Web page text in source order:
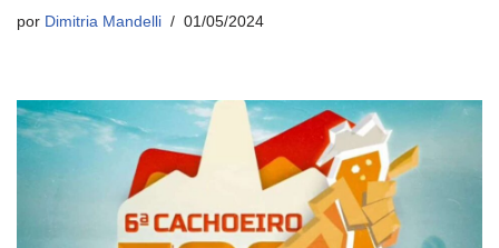
por Dimitria Mandelli 01/05/2024